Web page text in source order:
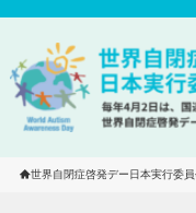
世界自閉症啓発デー日本実行委